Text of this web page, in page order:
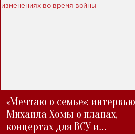
«Мечтаю о семье»: интервью
Михаила Хомы о планах,
концертах для ВСУ и